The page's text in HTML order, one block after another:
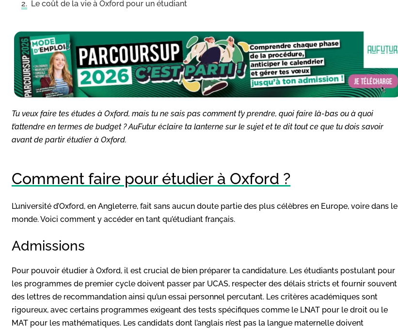
Le coût de la vie à Oxford pour un étudiant
Tu veux faire tes études à Oxford, mais tu ne sais pas comment t’y prendre, quoi faire là-bas ou à quoi
t’attendre en termes de budget ? AuFutur éclaire ta lanterne sur le sujet et te dit tout ce que tu dois savoir
avant de partir étudier à Oxford.
Comment faire pour étudier à Oxford ?
L’université d’Oxford, en Angleterre, fait sans aucun doute partie des plus célèbres en Europe, voire dans le
monde. Voici comment y accéder en tant qu’étudiant français.
Admissions
Pour pouvoir étudier à Oxford, il est crucial de bien préparer ta candidature. Les étudiants postulant pour
les programmes de premier cycle doivent passer par UCAS, respecter des délais stricts et fournir souvent
des lettres de recommandation ainsi qu’un essai personnel percutant. Les critères académiques sont
rigoureux, avec certains programmes exigeant des tests spécifiques comme le LNAT pour le droit ou le
MAT pour les mathématiques. Les candidats dont l’anglais n’est pas la langue maternelle doivent